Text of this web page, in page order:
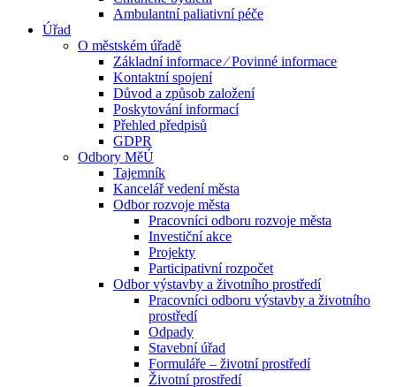
Ambulantní paliativní péče
Úřad
O městském úřadě
Základní informace ⁄ Povinné informace
Kontaktní spojení
Důvod a způsob založení
Poskytování informací
Přehled předpisů
GDPR
Odbory MěÚ
Tajemník
Kancelář vedení města
Odbor rozvoje města
Pracovníci odboru rozvoje města
Investiční akce
Projekty
Participativní rozpočet
Odbor výstavby a životního prostředí
Pracovníci odboru výstavby a životního
prostředí
Odpady
Stavební úřad
Formuláře – životní prostředí
Životní prostředí